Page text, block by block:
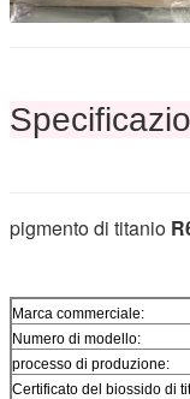
pigmento di titanio
Marca commerciale:
Numero di modello:
processo di produzione:
Certificato del biossido di